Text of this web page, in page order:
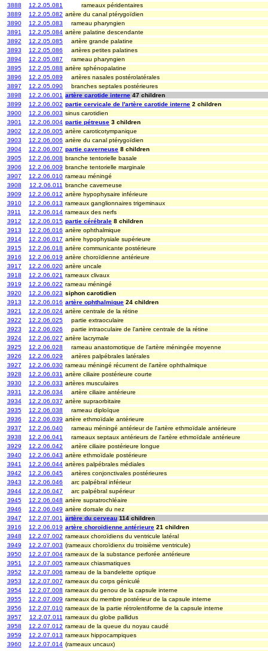
3888
12.2.05.081
rameaux péridentaires
3889
12.2.05.082 artère du canal ptérygoïdien
3890
12.2.05.083
rameau pharyngien
3891
12.2.05.084 artère palatine descendante
3892
12.2.05.085
artère grande palatine
3893
12.2.05.086
artères petites palatines
3894
12.2.05.087
rameau pharyngien
3895
12.2.05.088 artère sphénopalatine
3896
12.2.05.089
artères nasales postérolatérales
3897
12.2.05.090
branches septales postérieures
3898
12.2.06.001 artère carotide interne 47 children
3899
12.2.06.002 partie cervicale de l'artère carotide interne 2 children
3900
12.2.06.003 sinus carotidien
3901
12.2.06.004 partie pétreuse 3 children
3902
12.2.06.005 artère caroticotympanique
3903
12.2.06.006 artère du canal ptérygoïdien
3904
12.2.06.007 partie caverneuse 8 children
3905
12.2.06.008 branche tentorielle basale
3906
12.2.06.009 branche tentorielle marginale
3907
12.2.06.010 rameau méningé
3908
12.2.06.011 branche caverneuse
3909
12.2.06.012 artère hypophysaire inférieure
3910
12.2.06.013 rameaux ganglionnaires trigeminaux
3911
12.2.06.014 rameaux des nerfs
3912
12.2.06.015 partie cérébrale 8 children
3913
12.2.06.016 artère ophthalmique
3914
12.2.06.017 artère hypophysiale supérieure
3915
12.2.06.018 artère communicante postérieure
3916
12.2.06.019 artère choroïdienne antérieure
3917
12.2.06.020 artère uncale
3918
12.2.06.021 rameaux clivaux
3919
12.2.06.022 rameau méningé
3920
12.2.06.023 siphon carotidien
3913
12.2.06.016 artère ophthalmique 24 children
3921
12.2.06.024 artère centrale de la rétine
3922
12.2.06.025
partie extraoculaire
3923
12.2.06.026
partie intraoculaire de l'artère centrale de la rétine
3924
12.2.06.027 artère lacrymale
3925
12.2.06.028
rameau anastomotique de l'artère méningée moyenne
3926
12.2.06.029
artères palpébrales latérales
3927
12.2.06.030 rameau méningé récurrent de l'artère ophthalmique
3928
12.2.06.031 artère ciliaire postérieure courte
3930
12.2.06.033 artères musculaires
3931
12.2.06.034
artère ciliaire antérieure
3934
12.2.06.037 artère supraorbitaire
3935
12.2.06.038
rameau diploïque
3936
12.2.06.039 artère ethmoïdale antérieure
3937
12.2.06.040
rameau méningé antérieur de l'artère ethmoïdale antérieure
3938
12.2.06.041
rameaux septaux antérieurs de l'artère ethmoïdale antérieure
3929
12.2.06.042
artère ciliaire postérieure longue
3940
12.2.06.043 artère ethmoïdale postérieure
3941
12.2.06.044 artères palpébrales médiales
3942
12.2.06.045
artères conjonctivales postérieures
3943
12.2.06.046
arc palpébral inférieur
3944
12.2.06.047
arc palpébral supérieur
3945
12.2.06.048 artère supratrochléaire
3946
12.2.06.049 artère dorsale du nez
3947
12.2.07.001 artère du cerveau 114 children
3916
12.2.06.019 artère choroïdienne antérieure 21 children
3948
12.2.07.002 rameaux choroïdiens du ventricule latéral
3949
12.2.07.003 (rameaux choroïdienx du troisième ventricule)
3950
12.2.07.004 rameaux de la substance perforée antérieure
3951
12.2.07.005 rameaux chiasmatiques
3952
12.2.07.006 rameau de la bandelette optique
3953
12.2.07.007 rameaux du corps géniculé
3954
12.2.07.008 rameaux du genou de la capsule interne
3955
12.2.07.009 rameaux du membre postérieur de la capsule interne
3956
12.2.07.010 rameaux de la partie rétrolentiforme de la capsule interne
3957
12.2.07.011 rameaux du globe pallidus
3958
12.2.07.012 rameau de la queue du noyau caudé
3959
12.2.07.013 rameaux hippocampiques
3960
12.2.07.014 (rameaux uncaux)